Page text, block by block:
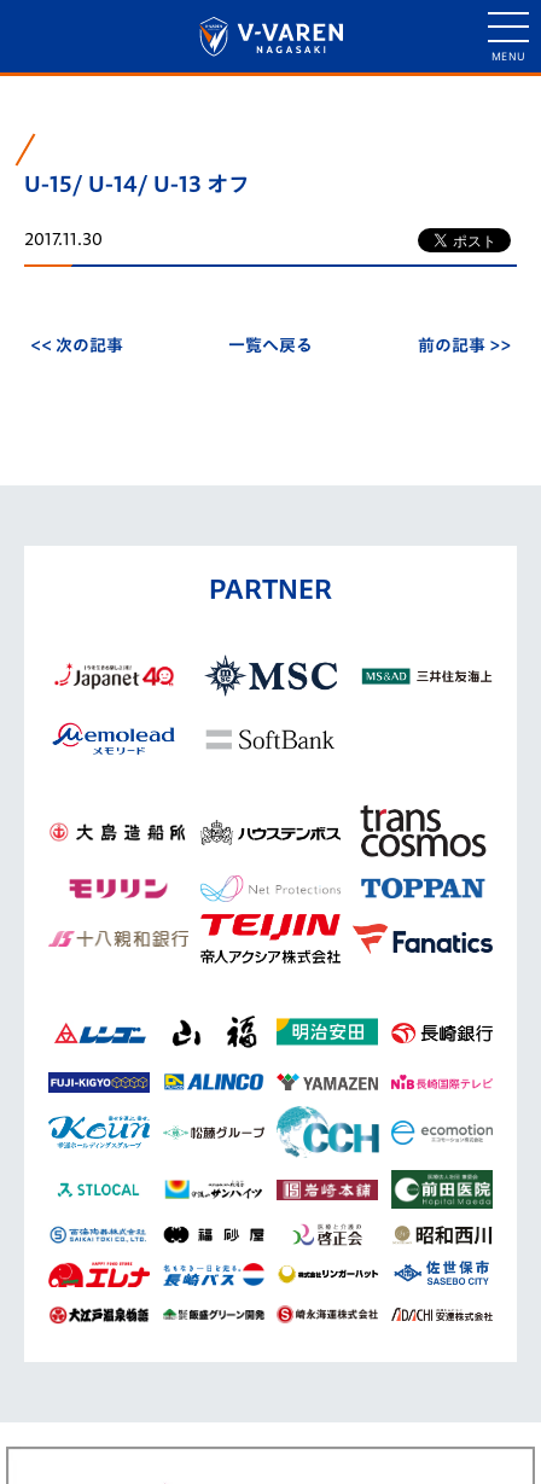
U-15/ U-14/ U-13 オフ
2017.11.30
<< 次の記事 一覧へ戻る 前の記事 >>
PARTNER